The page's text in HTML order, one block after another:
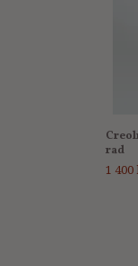
rad
1 400